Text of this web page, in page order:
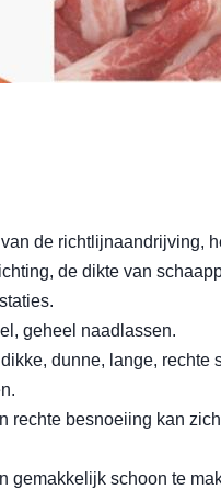
de richtlijnaandrijving,
de dikte van
geheel naadlassen.
dunne, lange,
rechte besnoeiing kan
gemakkelijk schoon te